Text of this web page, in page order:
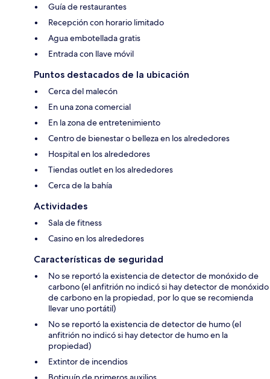
Guía de restaurantes
Recepción con horario limitado
Agua embotellada gratis
Entrada con llave móvil
Puntos destacados de la ubicación
Cerca del malecón
En una zona comercial
En la zona de entretenimiento
Centro de bienestar o belleza en los alrededores
Hospital en los alrededores
Tiendas outlet en los alrededores
Cerca de la bahía
Actividades
Sala de fitness
Casino en los alrededores
Características de seguridad
No se reportó la existencia de detector de monóxido de
carbono (el anfitrión no indicó si hay detector de monóxido
de carbono en la propiedad, por lo que se recomienda
llevar uno portátil)
No se reportó la existencia de detector de humo (el
anfitrión no indicó si hay detector de humo en la
propiedad)
Extintor de incendios